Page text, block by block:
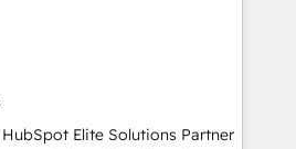
with each other. Together we
processes and
data architecture,
and legacy CRM
with platforms
Ticketek, SevenRooms,
Elite Solutions Partner